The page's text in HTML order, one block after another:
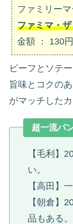
ファミリーマ
ファミマ・
金額 ： 130円
ビーフとソテ
旨味とコクの
がマッチしたカ
超一流パ
【毛利】
い。
【高田】
【朝倉】
品もある。